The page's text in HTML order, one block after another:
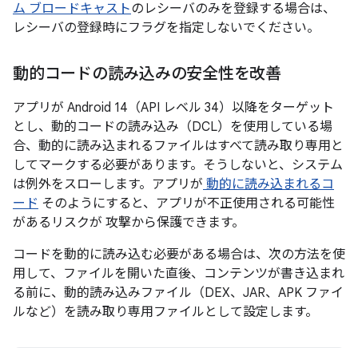
ム ブロードキャストのレシーバのみを登録する場合は、
レシーバの登録時にフラグを指定しないでください。
動的コードの読み込みの安全性を改善
アプリが Android 14（API レベル 34）以降をターゲット
とし、動的コードの読み込み（DCL）を使用している場
合、動的に読み込まれるファイルはすべて読み取り専用と
してマークする必要があります。そうしないと、システム
は例外をスローします。アプリが 動的に読み込まれるコ
ード そのようにすると、アプリが不正使用される可能性
があるリスクが 攻撃から保護できます。
コードを動的に読み込む必要がある場合は、次の方法を使
用して、ファイルを開いた直後、コンテンツが書き込まれ
る前に、動的読み込みファイル（DEX、JAR、APK ファイ
ルなど）を読み取り専用ファイルとして設定します。